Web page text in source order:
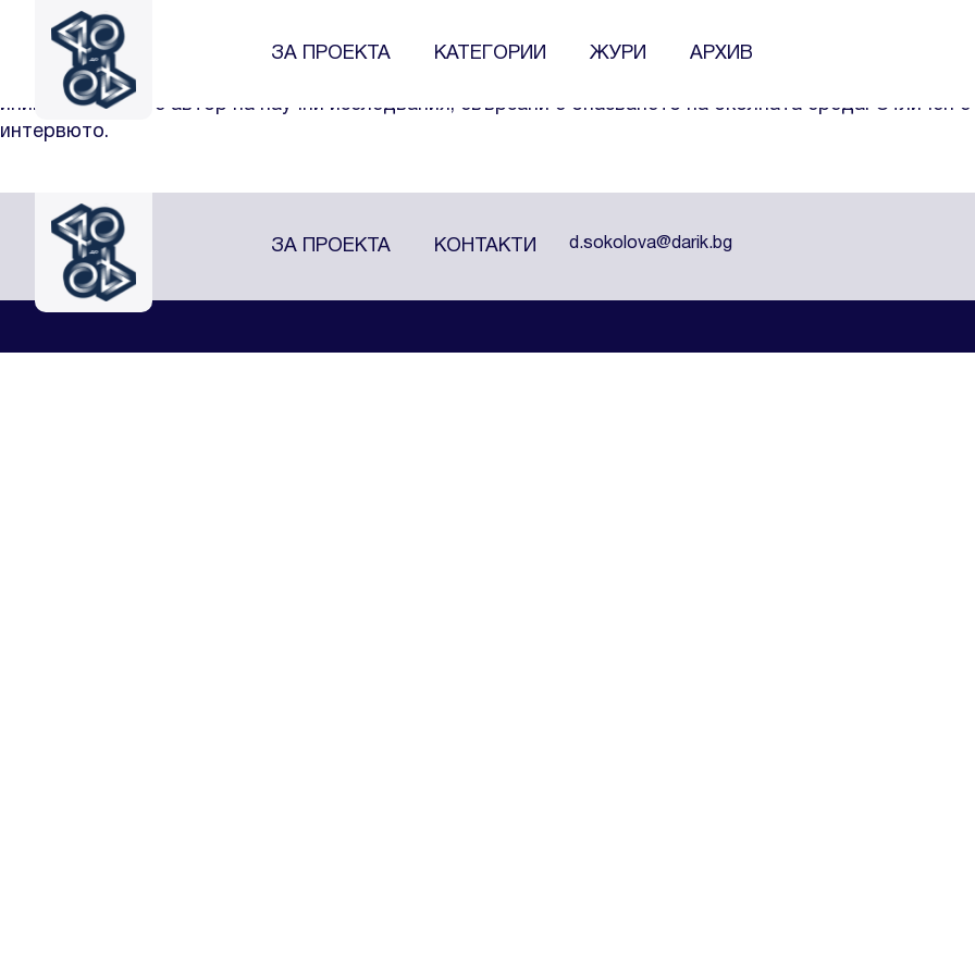
ЗА ПРОЕКТА КАТЕГОРИИ ЖУРИ АРХИВ
Леонид Тодоров
Леонид Тодоров, преподавател в Софийския университет, факултет по География, в катедрата по
Той е основен инициатор на гражданската инициатива „Да спасим Боянското блато“ https://
инициатива той е автор на научни изследвания, свързани с опазването на околната среда. Отличен
интервюто.
ЗА ПРОЕКТА КОНТАКТИ d.sokolova@darik.bg